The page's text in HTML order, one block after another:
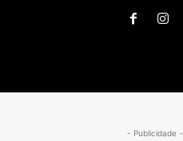
- Publicidade -